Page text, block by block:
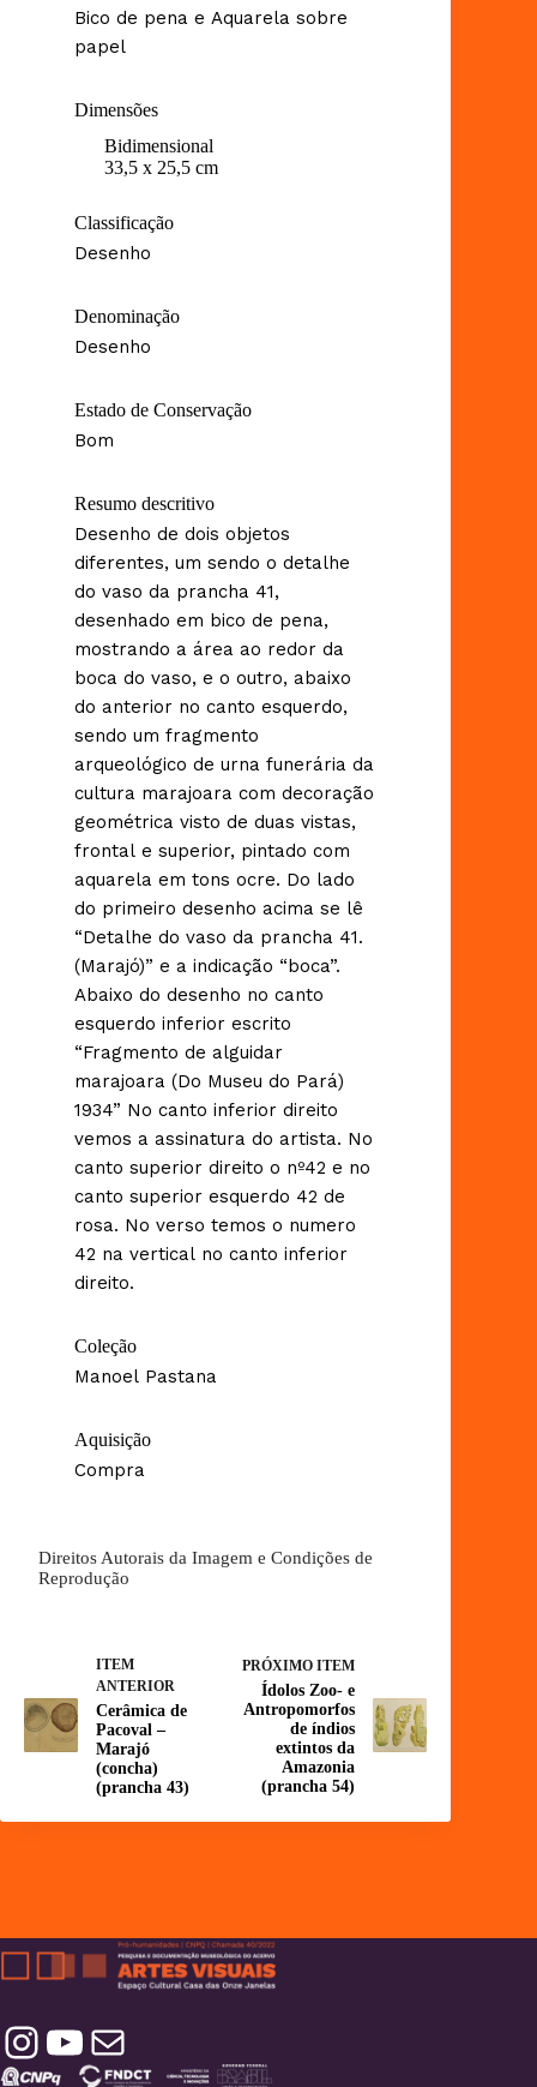
Bico de pena e Aquarela sobre
papel
Dimensões
Bidimensional
33,5 x 25,5 cm
Classificação
Desenho
Denominação
Desenho
Estado de Conservação
Bom
Resumo descritivo
Desenho de dois objetos
diferentes, um sendo o detalhe
do vaso da prancha 41,
desenhado em bico de pena,
mostrando a área ao redor da
boca do vaso, e o outro, abaixo
do anterior no canto esquerdo,
sendo um fragmento
arqueológico de urna funerária da
cultura marajoara com decoração
geométrica visto de duas vistas,
frontal e superior, pintado com
aquarela em tons ocre. Do lado
do primeiro desenho acima se lê
“Detalhe do vaso da prancha 41.
(Marajó)” e a indicação “boca”.
Abaixo do desenho no canto
esquerdo inferior escrito
“Fragmento de alguidar
marajoara (Do Museu do Pará)
1934” No canto inferior direito
vemos a assinatura do artista. No
canto superior direito o nº42 e no
canto superior esquerdo 42 de
rosa. No verso temos o numero
42 na vertical no canto inferior
direito.
Coleção
Manoel Pastana
Aquisição
Compra
Direitos Autorais da Imagem e Condições de
Reprodução
ITEM
ANTERIOR
Cerâmica de
Pacoval –
Marajó
(concha)
(prancha 43)
PRÓXIMO ITEM
Ídolos Zoo- e
Antropomorfos
de índios
extintos da
Amazonia
(prancha 54)
Instagram YouTube Contatos